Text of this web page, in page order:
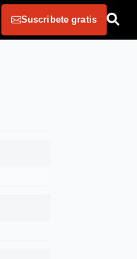
Suscribete gratis